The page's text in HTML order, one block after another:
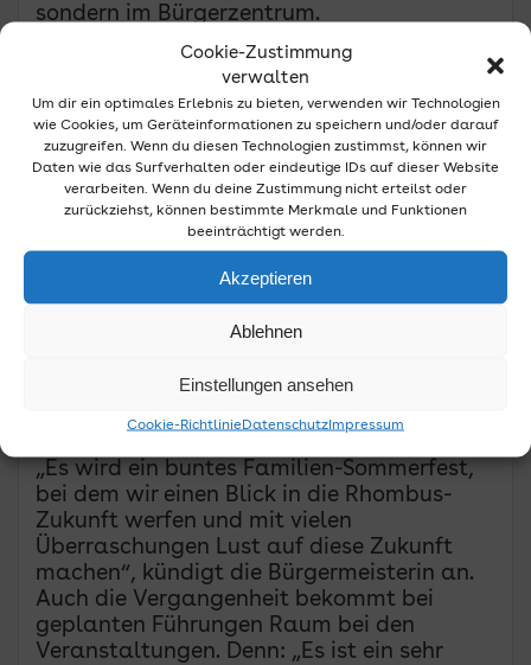
Cookie-Zustimmung
verwalten
Um dir ein optimales Erlebnis zu bieten, verwenden wir Technologien
wie Cookies, um Geräteinformationen zu speichern und/oder darauf
zuzugreifen. Wenn du diesen Technologien zustimmst, können wir
Daten wie das Surfverhalten oder eindeutige IDs auf dieser Website
verarbeiten. Wenn du deine Zustimmung nicht erteilst oder
zurückziehst, können bestimmte Merkmale und Funktionen
beeinträchtigt werden.
Akzeptieren
Ablehnen
Einstellungen ansehen
Cookie-Richtlinie Datenschutz Impressum
sondern im Bürgerzentrum.
Aber natürlich werdenFührungen auf das
Rhombus-Geländeangeboten, bei denen
die Besucherinnen und Besucher einen
Einblick bekommen, wo das neue
Hallenbad die Türen öffnen wird und wo
man ab dann auch um den „Klima-See“
spazieren kann. Außerdem bietet die VHS
an dem Tag unter dem Motto „Innovation
macht Lust auf Lernen“ an zahlreichen
Ständen im Rathaus Möglichkeiten,
verschiedene Kurse auszuprobieren und
eingebracht haben, sind vor Ort, um sich
zu präsentieren.
„Es wird ein buntes Familien-Sommerfest,
bei dem wir einen Blick in die Rhombus-
Zukunft werfen und mit vielen
Überraschungen Lust auf diese Zukunft
machen“, kündigt die Bürgermeisterin an.
Auch die Vergangenheit bekommt bei
geplanten Führungen Raum bei den
Veranstaltungen. Denn: „Es ist ein sehr